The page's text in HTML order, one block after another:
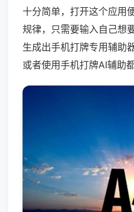
十分简单，打开这个应用
规律，只需要输入自己想
生成出手机打牌专用辅助
或者使用手机打牌AI辅助